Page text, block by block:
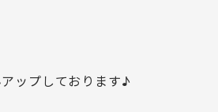
ップしております♪